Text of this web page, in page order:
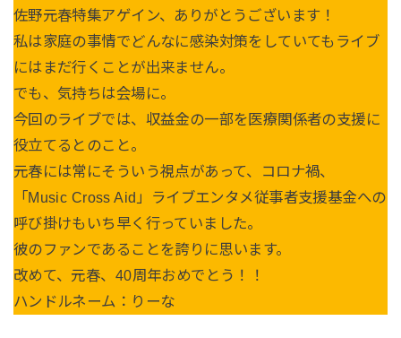
佐野元春特集アゲイン、ありがとうございます！
私は家庭の事情でどんなに感染対策をしていてもライブ
にはまだ行くことが出来ません。
でも、気持ちは会場に。
今回のライブでは、収益金の一部を医療関係者の支援に
役立てるとのこと。
元春には常にそういう視点があって、コロナ禍、
「Music Cross Aid」ライブエンタメ従事者支援基金への
呼び掛けもいち早く行っていました。
彼のファンであることを誇りに思います。
改めて、元春、40周年おめでとう！！
ハンドルネーム：りーな